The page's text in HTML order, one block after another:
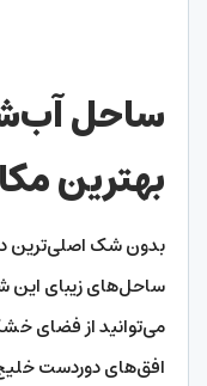
ساحل
بهترین
بدون شک اصلی‌ترین
ساحل‌های زیبای
می‌توانید از فضای
افق‌های دوردست